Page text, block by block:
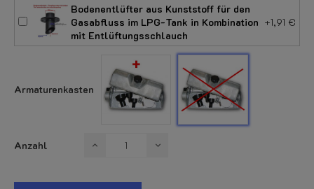
Bodenentlüfter aus Kunststoff für den
Gasabfluss im LPG-Tank in Kombination
mit Entlüftungsschlauch
+1,91 €
Armaturenkasten
Armaturenkasten
Anzahl